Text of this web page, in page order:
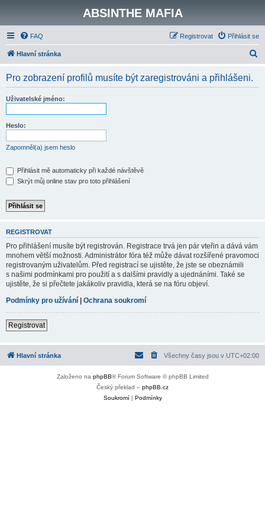
ABSINTHE MAFIA
FAQ Přihlásit se
Registrovat
Hlavní stránka
Pro zobrazení profilů musíte být zaregistrováni a přihlášeni.
Uživatelské jméno:
Heslo:
Zapomněl(a) jsem heslo
Přihlásit mě automaticky při každé návštěvě
Skrýt můj online stav pro toto přihlášení
REGISTROVAT
Pro přihlášení musíte být registrován. Registrace trvá jen pár vteřin a dává vám
mnohem větší možnosti. Administrátor fóra též může dávat rozšířené pravomoci
registrovaným uživatelům. Před registrací se ujistěte, že jste se obeznámili
s našimi podmínkami pro použití a s dalšími pravidly a ujednáními. Také se
ujistěte, že si přečtete jakákoliv pravidla, která se na fóru objeví.
Podmínky pro užívání | Ochrana soukromí
Registrovat
Hlavní stránka Všechny časy jsou v UTC+02:00
Založeno na phpBB® Forum Software © phpBB Limited
Český překlad – phpBB.cz
Soukromí| Podmínky